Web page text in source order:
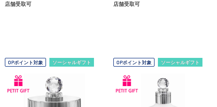
店舗受取可 店舗受取可
OPポイント対象 ソーシャルギフト OPポイント対象 ソーシャルギフト